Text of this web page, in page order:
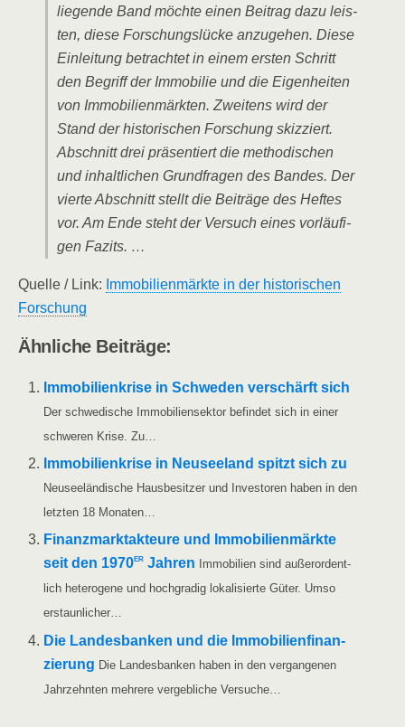
lie­gen­de Band möch­te einen Bei­trag dazu leis­
ten, die­se For­schungs­lü­cke anzu­ge­hen. Die­se
Ein­lei­tung betrach­tet in einem ers­ten Schritt
den Begriff der Immo­bi­lie und die Eigen­hei­ten
von Immo­bi­li­en­märk­ten. Zwei­tens wird der
Stand der his­to­ri­schen For­schung skiz­ziert.
Abschnitt drei prä­sen­tiert die metho­di­schen
und inhalt­li­chen Grund­fra­gen des Ban­des. Der
vier­te Abschnitt stellt die Bei­trä­ge des Hef­tes
vor. Am Ende steht der Ver­such eines vor­läu­fi­
gen Fazits. …
Quel­le /​ Link: Immo­bi­li­en­märk­te in der his­to­ri­schen
Forschung
Ähn­li­che Beiträge:
Immo­bi­li­en­kri­se in Schwe­den ver­schärft sich
Der schwe­di­sche Immo­bi­li­en­sek­tor befin­det sich in einer
schwe­ren Kri­se. Zu…
Immo­bi­li­en­kri­se in Neu­see­land spitzt sich zu
Neu­see­län­di­sche Haus­be­sit­zer und Inves­to­ren haben in den
letz­ten 18 Monaten…
Finanz­markt­ak­teu­re und Immo­bi­li­en­märk­te
seit den 1970er Jah­ren
Immo­bi­li­en sind außer­or­dent­
lich hete­ro­ge­ne und hoch­gra­dig loka­li­sier­te Güter. Umso
erstaunlicher…
Die Lan­des­ban­ken und die Immo­bi­li­en­fi­nan­
zie­rung Die Lan­des­ban­ken haben in den ver­gan­ge­nen
Jahr­zehn­ten meh­re­re ver­geb­li­che Versuche…